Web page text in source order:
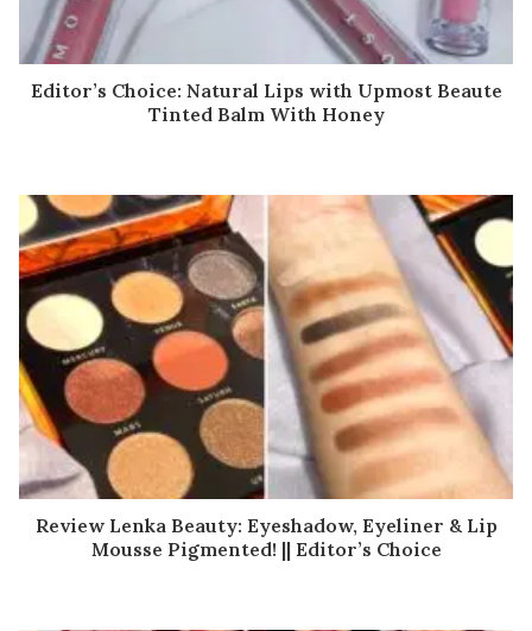
Editor’s Choice: Natural Lips with Upmost Beaute
Tinted Balm With Honey
Review Lenka Beauty: Eyeshadow, Eyeliner & Lip
Mousse Pigmented! || Editor’s Choice